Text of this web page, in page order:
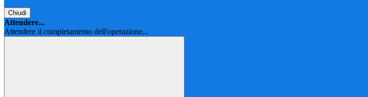
Chiudi
Attendere...
Attendere il completamento dell'operazione...